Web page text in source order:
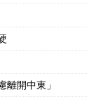
開中東」